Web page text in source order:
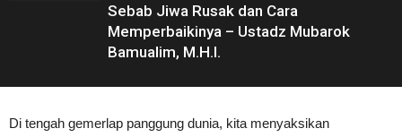
Sebab Jiwa Rusak dan Cara
Memperbaikinya – Ustadz Mubarok
Bamualim, M.H.I.
Di tengah gemerlap panggung dunia, kita menyaksikan